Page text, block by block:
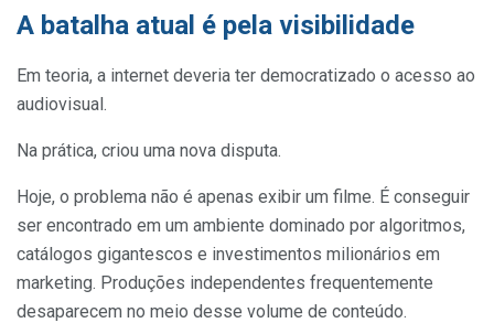
A batalha atual é pela visibilidade
Em teoria, a internet deveria ter democratizado o acesso ao
audiovisual.
Na prática, criou uma nova disputa.
Hoje, o problema não é apenas exibir um filme. É conseguir
ser encontrado em um ambiente dominado por algoritmos,
catálogos gigantescos e investimentos milionários em
marketing. Produções independentes frequentemente
desaparecem no meio desse volume de conteúdo.